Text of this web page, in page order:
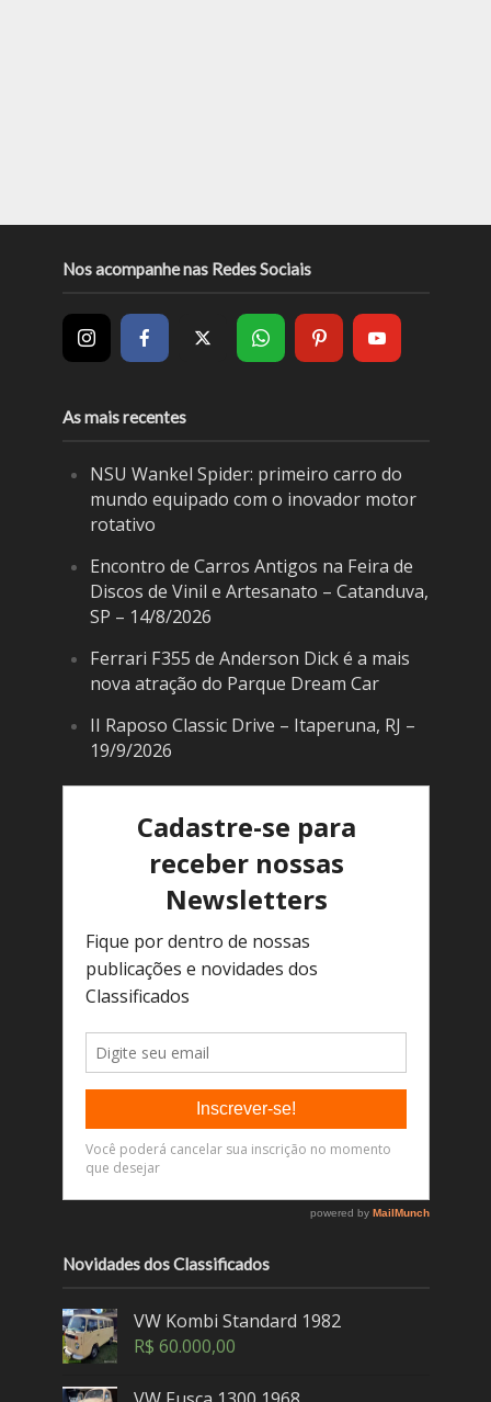
Nos acompanhe nas Redes Sociais
As mais recentes
NSU Wankel Spider: primeiro carro do
mundo equipado com o inovador motor
rotativo
Encontro de Carros Antigos na Feira de
Discos de Vinil e Artesanato – Catanduva,
SP – 14/8/2026
Ferrari F355 de Anderson Dick é a mais
nova atração do Parque Dream Car
II Raposo Classic Drive – Itaperuna, RJ –
19/9/2026
Novidades dos Classificados
VW Kombi Standard 1982
R$ 60.000,00